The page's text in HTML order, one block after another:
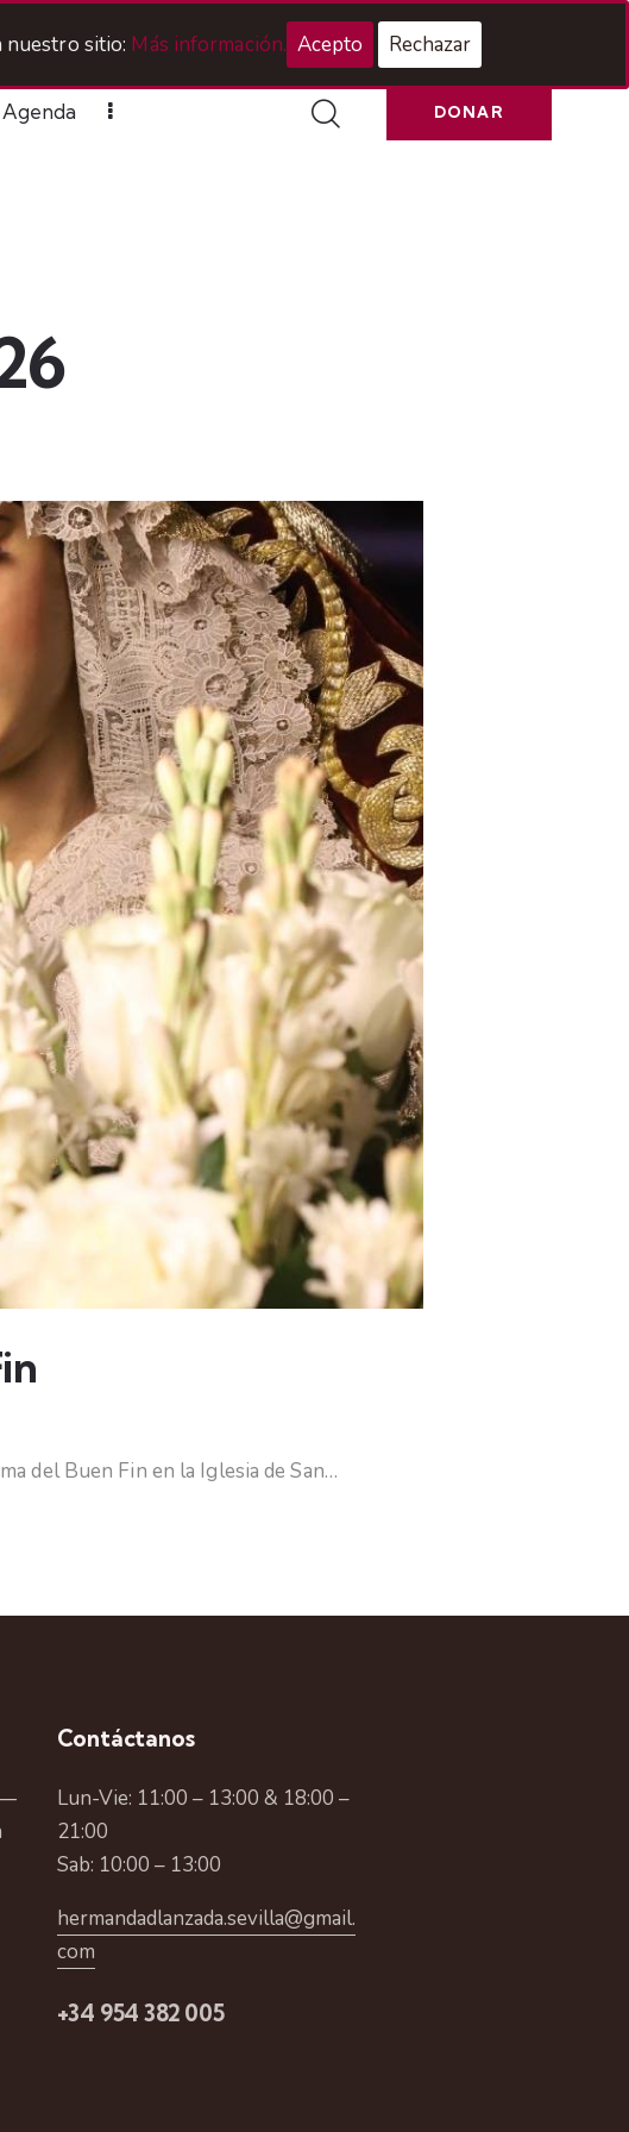
Acceso Hermanos
Agenda DONAR
del Buen Fin en la Iglesia de San…
—
Contáctanos
Lun-Vie: 11:00 – 13:00 & 18:00 –
21:00
Sab: 10:00 – 13:00
hermandadlanzada.sevilla@gmail.
com
+34 954 382 005
nuestro sitio: Más información. Acepto Rechazar